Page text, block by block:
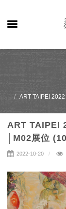
ART TAIPEI
ART TAIPEI
│M02展位
2022-10-20